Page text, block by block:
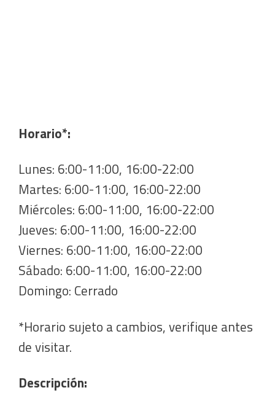
Horario*:
Lunes: 6:00-11:00, 16:00-22:00
Martes: 6:00-11:00, 16:00-22:00
Miércoles: 6:00-11:00, 16:00-22:00
Jueves: 6:00-11:00, 16:00-22:00
Viernes: 6:00-11:00, 16:00-22:00
Sábado: 6:00-11:00, 16:00-22:00
Domingo: Cerrado
*Horario sujeto a cambios, verifique antes
de visitar.
Descripción: